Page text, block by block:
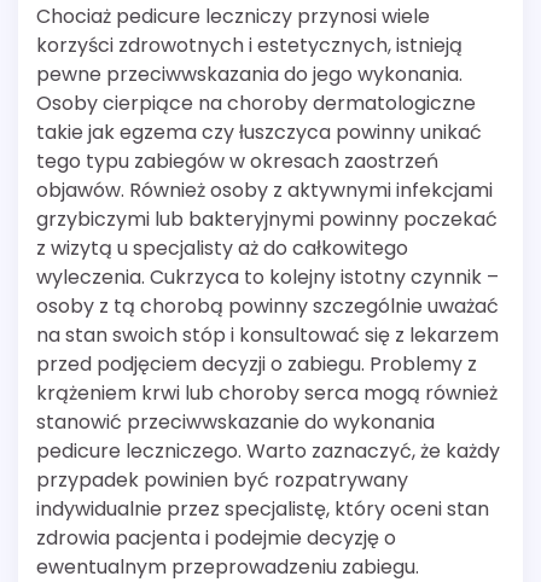
Chociaż pedicure leczniczy przynosi wiele
korzyści zdrowotnych i estetycznych, istnieją
pewne przeciwwskazania do jego wykonania.
Osoby cierpiące na choroby dermatologiczne
takie jak egzema czy łuszczyca powinny unikać
tego typu zabiegów w okresach zaostrzeń
objawów. Również osoby z aktywnymi infekcjami
grzybiczymi lub bakteryjnymi powinny poczekać
z wizytą u specjalisty aż do całkowitego
wyleczenia. Cukrzyca to kolejny istotny czynnik –
osoby z tą chorobą powinny szczególnie uważać
na stan swoich stóp i konsultować się z lekarzem
przed podjęciem decyzji o zabiegu. Problemy z
krążeniem krwi lub choroby serca mogą również
stanowić przeciwwskazanie do wykonania
pedicure leczniczego. Warto zaznaczyć, że każdy
przypadek powinien być rozpatrywany
indywidualnie przez specjalistę, który oceni stan
zdrowia pacjenta i podejmie decyzję o
ewentualnym przeprowadzeniu zabiegu.